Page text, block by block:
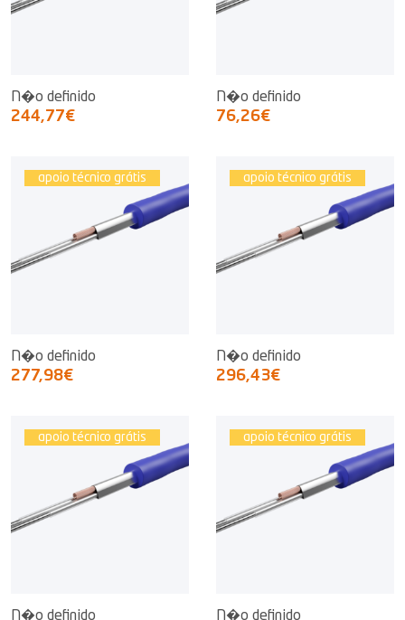
N�o definido
244,77€
N�o definido
76,26€
apoio técnico grátis
N�o definido
277,98€
apoio técnico grátis
N�o definido
296,43€
apoio técnico grátis
N�o definido
apoio técnico grátis
N�o definido